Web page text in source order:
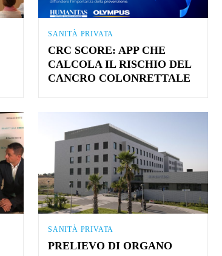
SANITÀ PRIVATA
CRC SCORE: APP CHE
CALCOLA IL RISCHIO DEL
CANCRO COLONRETTALE
SANITÀ PRIVATA
PRELIEVO DI ORGANO